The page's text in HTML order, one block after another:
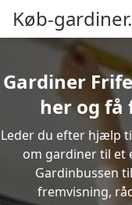
Køb-
Gardiner
her og
Leder du efter hjælp
om gardiner til et
Gardinbussen
fremvisning,